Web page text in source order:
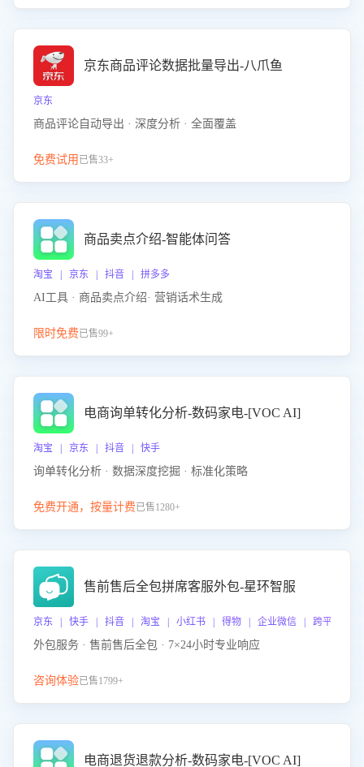
京东商品评论数据批量导出-八爪鱼
京东
商品评论自动导出 · 深度分析 · 全面覆盖
免费试用 已售33+
商品卖点介绍-智能体问答
淘宝 | 京东 | 抖音 | 拼多多
AI工具 · 商品卖点介绍· 营销话术生成
限时免费已售99+
电商询单转化分析-数码家电-[VOC AI]
淘宝 | 京东 | 抖音 | 快手
询单转化分析 · 数据深度挖掘 · 标准化策略
免费开通，按量计费已售1280+
售前售后全包拼席客服外包-星环智服
京东 | 快手 | 抖音 | 淘宝 | 小红书 | 得物 | 企业微信 | 跨平台
外包服务 · 售前售后全包 · 7×24小时专业响应
咨询体验已售1799+
电商退货退款分析-数码家电-[VOC AI]